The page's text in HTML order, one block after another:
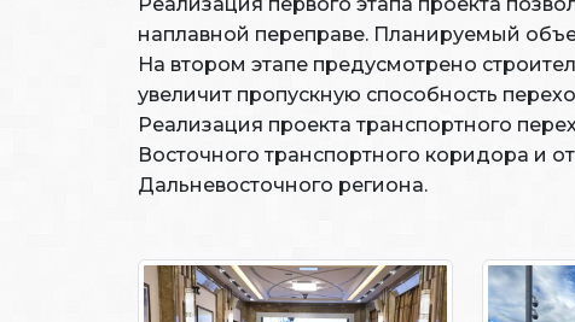
наплавной переправе. Планируемый
На втором этапе предусмотрено
увеличит пропускную способность
Реализация проекта транспортного
Восточного транспортного коридора и
Дальневосточного региона.